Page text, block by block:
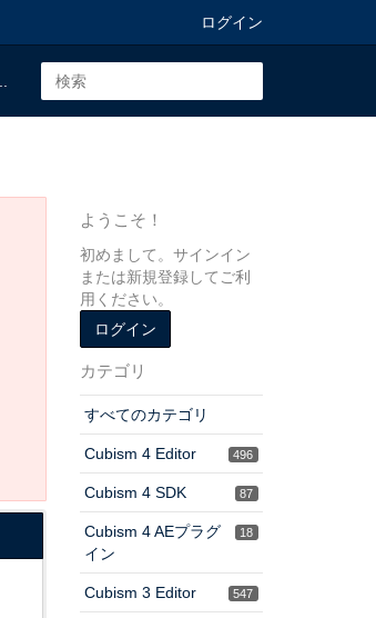
ログイン
ようこそ！
初めまして。サインイン
または新規登録してご利
用ください。
ログイン
カテゴリ
すべてのカテゴリ
496
Cubism 4 Editor
87
Cubism 4 SDK
18
Cubism 4 AEプラグ
イン
547
Cubism 3 Editor